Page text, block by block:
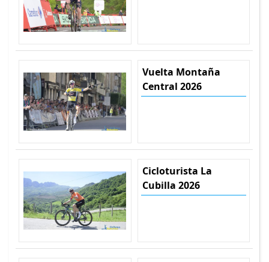
Vuelta Montaña
Central 2026
Cicloturista La
Cubilla 2026